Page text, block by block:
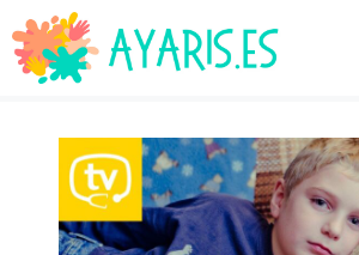
Saltar
al
contenido